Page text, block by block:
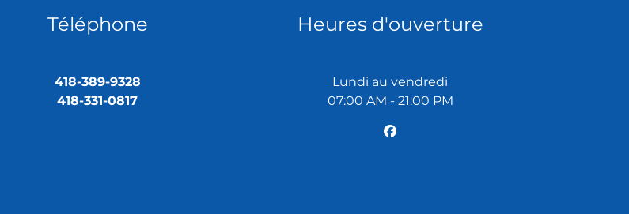
Téléphone
418-389-9328
418-331-0817
Heures d'ouverture
Lundi au vendredi
07:00 AM - 21:00 PM